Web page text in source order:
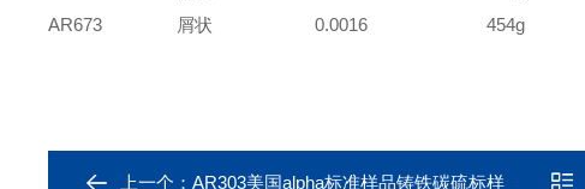
AR673
屑状 0.0016 454g
上一个： AR303美国alpha标准样品铸铁碳硫标样